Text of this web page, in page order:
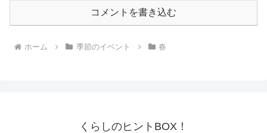
コメントを書き込む
ホーム 季節のイベント 春
くらしのヒントBOX！